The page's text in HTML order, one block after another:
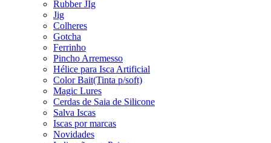
Rubber JIg
Jig
Colheres
Gotcha
Ferrinho
Pincho Arremesso
Hélice para Isca Artificial
Color Bait(Tinta p/soft)
Magic Lures
Cerdas de Saia de Silicone
Salva Iscas
Iscas por marcas
Novidades